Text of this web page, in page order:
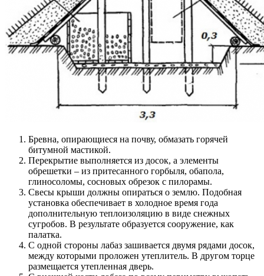
Бревна, опирающиеся на почву, обмазать горячей
битумной мастикой.
Перекрытие выполняется из досок, а элементы
обрешетки – из притесанного горбыля, обапола,
глиносоломы, сосновых обрезок с пилорамы.
Свесы крыши должны опираться о землю. Подобная
установка обеспечивает в холодное время года
дополнительную теплоизоляцию в виде снежных
сугробов. В результате образуется сооружение, как
палатка.
С одной стороны лабаз зашивается двумя рядами досок,
между которыми проложен утеплитель. В другом торце
размещается утепленная дверь.